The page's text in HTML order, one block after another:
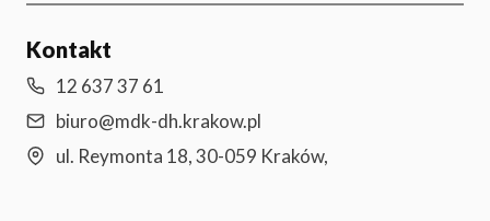
Kontakt
12 637 37 61
biuro@mdk-dh.krakow.pl
ul. Reymonta 18, 30-059 Kraków,